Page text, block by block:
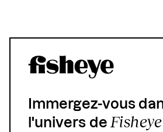
Immergez-vous
l'univers deFisheye